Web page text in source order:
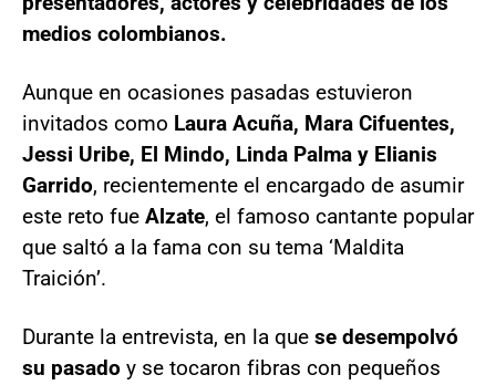
medios colombianos.
Aunque en ocasiones pasadas estuvieron
invitados como Laura Acuña, Mara Cifuentes,
Jessi Uribe, El Mindo, Linda Palma y Elianis
Garrido, recientemente el encargado de asumir
este reto fue Alzate, el famoso cantante popular
que saltó a la fama con su tema ‘Maldita
Traición’.
Durante la entrevista, en la que se desempolvó
su pasado y se tocaron fibras con pequeños